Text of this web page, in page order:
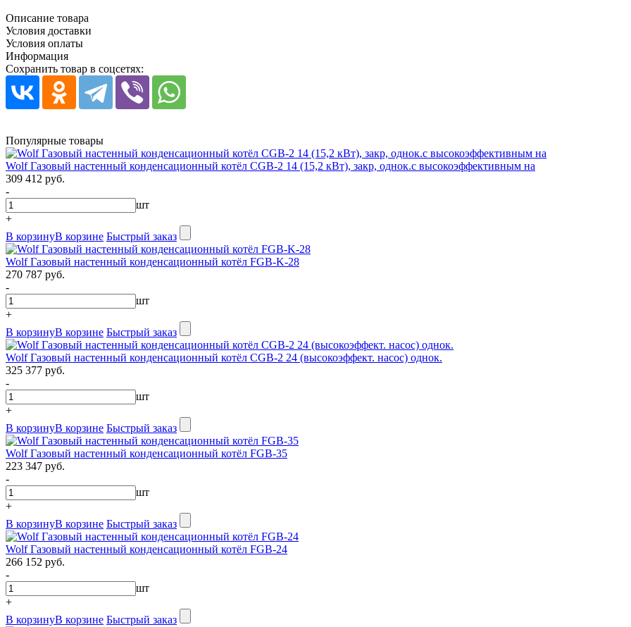
Описание товара
Условия доставки
Условия оплаты
Информация
Сохранить товар в соцсетях:
Популярные товары
Wolf Газовый настенный конденсационный котёл CGB-2 14 (15,2 кВт), закр, однок.c высокоэффективным на
309 412 руб.
-
шт
+
В корзинуВ корзине Быстрый заказ
Wolf Газовый настенный конденсационный котёл FGB-K-28
270 787 руб.
-
шт
+
В корзинуВ корзине Быстрый заказ
Wolf Газовый настенный конденсационный котёл CGB-2 24 (высокоэффект. насос) однок.
325 377 руб.
-
шт
+
В корзинуВ корзине Быстрый заказ
Wolf Газовый настенный конденсационный котёл FGB-35
223 347 руб.
-
шт
+
В корзинуВ корзине Быстрый заказ
Wolf Газовый настенный конденсационный котёл FGB-24
266 152 руб.
-
шт
+
В корзинуВ корзине Быстрый заказ